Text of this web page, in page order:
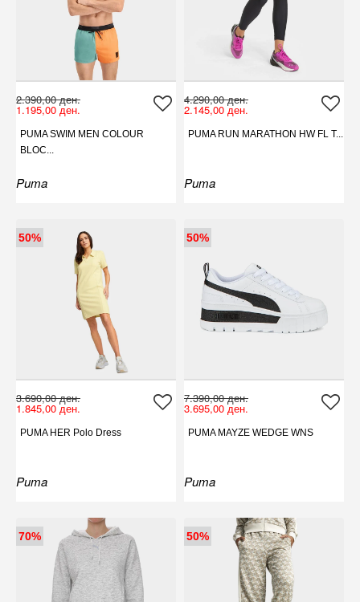
2.390,00 ден.
1.195,00 ден.
PUMA SWIM MEN COLOUR
BLOC...
Puma
4.290,00 ден.
2.145,00 ден.
PUMA RUN MARATHON HW FL T...
Puma
50%
3.690,00 ден.
1.845,00 ден.
PUMA HER Polo Dress
Puma
50%
7.390,00 ден.
3.695,00 ден.
PUMA MAYZE WEDGE WNS
Puma
70% 50%